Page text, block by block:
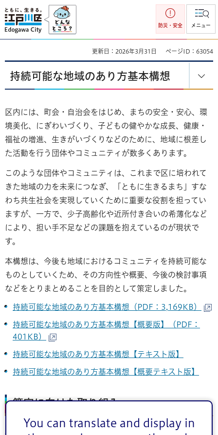
You can translate and display in
江戸川区
防災・安全 メニュー
更新日：2026年3月31日 ページID：63054
持続可能な地域のあり方基本構想
区内には、町会・自治会をはじめ、まちの安全・安心、環
境美化、にぎわいづくり、子どもの健やかな成長、健康・
福祉の増進、生きがいづくりなどのために、地域に根差し
た活動を行う団体やコミュニティが数多くあります。
このような団体やコミュニティは、これまで区に培われて
きた地域の力を未来につなぎ、「ともに生きるまち」すな
わち共生社会を実現していくために重要な役割を担ってい
ますが、一方で、少子高齢化や近所付き合いの希薄化など
により、担い手不足などの課題を抱えているのが現状で
す。
本構想は、今後も地域におけるコミュニティを持続可能な
ものとしていくため、その方向性や概要、今後の検討事項
などをとりまとめることを目的として策定しました。
持続可能な地域のあり方基本構想（PDF：3,169KB）
持続可能な地域のあり方基本構想【概要版】（PDF：
401KB）
持続可能な地域のあり方基本構想【テキスト版】
持続可能な地域のあり方基本構想【概要テキスト版】
策定に向けた取り組み
構想策定の取り組みを以下にまとめました。